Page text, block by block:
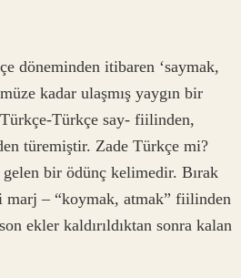
döneminden itibaren ‘saymak,
kadar ulaşmış yaygın bir
Türkçe say- fiilinden,
türemiştir. Zade Türkçe mi?
marj – “koymak, atmak” fiilinden
ekler kaldırıldıktan sonra kalan